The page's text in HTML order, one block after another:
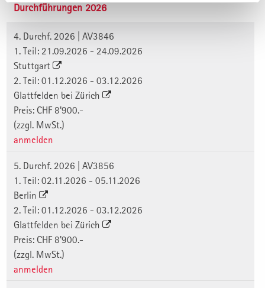
Durchführungen 2026
4. Durchf. 2026 | AV3846
1. Teil: 21.09.2026 - 24.09.2026
Stuttgart
2. Teil: 01.12.2026 - 03.12.2026
Glattfelden bei Zürich
Preis: CHF 8'900.-
(zzgl. MwSt.)
anmelden
5. Durchf. 2026 | AV3856
1. Teil: 02.11.2026 - 05.11.2026
Berlin
2. Teil: 01.12.2026 - 03.12.2026
Glattfelden bei Zürich
Preis: CHF 8'900.-
(zzgl. MwSt.)
anmelden